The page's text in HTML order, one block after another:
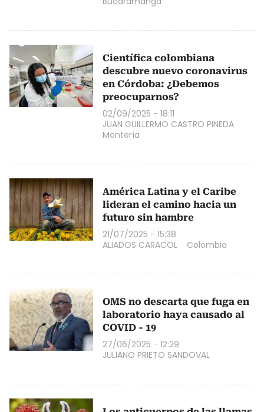
Científica colombiana
descubre nuevo coronavirus
en Córdoba: ¿Debemos
preocuparnos?
02/09/2025 - 18:11
JUAN GUILLERMO CASTRO PINEDA
Montería
América Latina y el Caribe
lideran el camino hacia un
futuro sin hambre
21/07/2025 - 15:38
ALIADOS CARACOL
Colombia
OMS no descarta que fuga en
laboratorio haya causado al
COVID - 19
27/06/2025 - 12:29
JULIANO PRIETO SANDOVAL